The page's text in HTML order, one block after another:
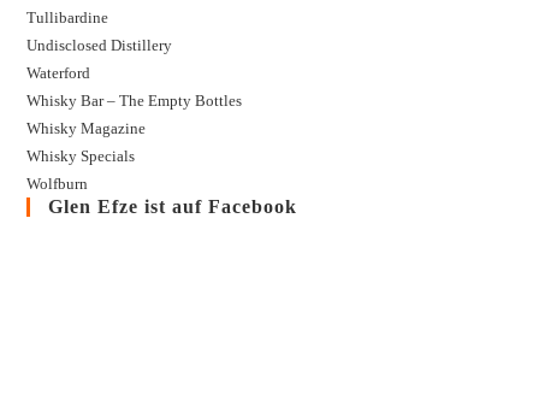
Tullibardine
Undisclosed Distillery
Waterford
Whisky Bar – The Empty Bottles
Whisky Magazine
Whisky Specials
Wolfburn
Glen Efze ist auf Facebook